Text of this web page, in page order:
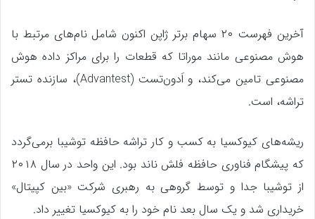
آخرین فهرست ۲۰ سهام برتر ژاپن اکنون شامل نام‌های مرتبط با
هوش مصنوعی مانند موراتا که قطعات را برای مراکز داده هوش
مصنوعی تامین می‌کند، و اَدون‌تست (Advantest)، سازنده تستر
تراشه، است.
ریشه‌های کیوکسیا به کسب و کار تراشه حافظه توشیبا برمی‌گردد
که پیشگام فناوری حافظه فلش ناند بود. این واحد در سال ۲۰۱۸
از توشیبا جدا و توسط گروهی به رهبری شرکت «بین کپیتال»
خریداری شد و یک سال بعد نام خود را به کیوکسیا تغییر داد.